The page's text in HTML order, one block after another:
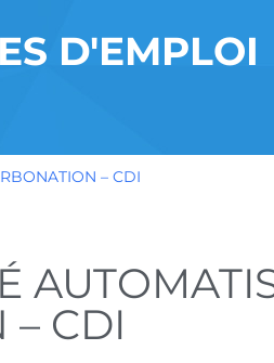
D'EMPLOI
– CDI
– CDI